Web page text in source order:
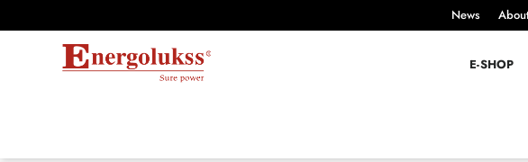
News
E-SHOP